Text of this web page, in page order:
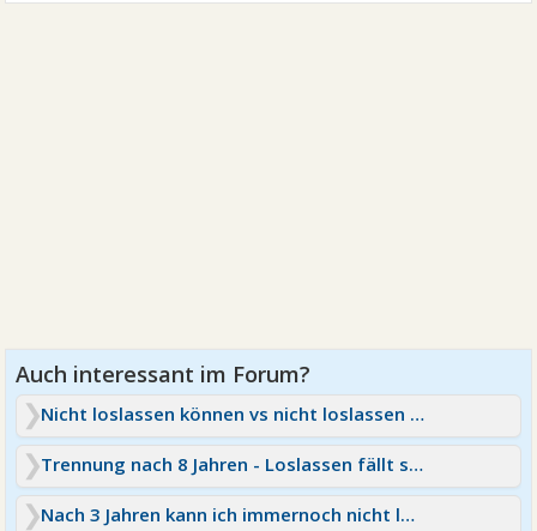
Nicht loslassen können vs nicht loslassen wollen
Trennung nach 8 Jahren - Loslassen fällt so schwer
Nach 3 Jahren kann ich immernoch nicht loslassen